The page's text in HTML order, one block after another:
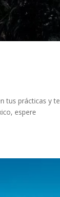
tus prácticas y te
espere